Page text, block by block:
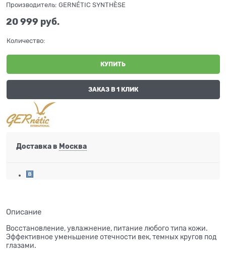
Производитель: GERNÉTIC SYNTHÈSE
20 999 руб.
Количество:
КУПИТЬ
ЗАКАЗ В 1 КЛИК
Доставка в Москва
Описание
Восстановление, увлажнение, питание любого типа кожи.
Эффективное уменьшение отечности век, темных кругов под
глазами.